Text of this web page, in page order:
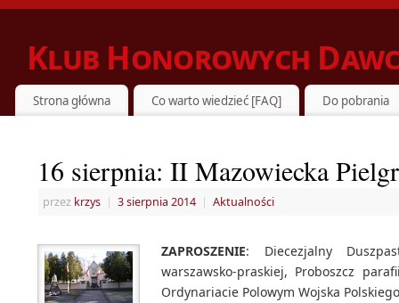
Klub Honorowych
ZIELONKA DZIELI SIĘ KRWIĄ Z POTRZEBUJĄCYMI
Strona główna Co warto wiedzieć [FAQ] Do pobrania
16 sierpnia: II Mazowiecka
przez krzys | 3 sierpnia 2014 | Aktualności
ZAPROSZENIE: Diecezjalny
warszawsko-praskiej, Proboszcz
Ordynariacie Polowym Wojska Polskiego